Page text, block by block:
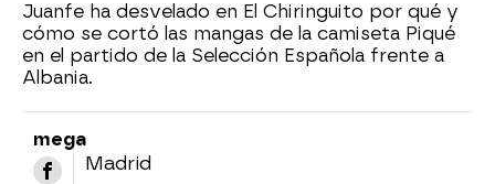
Juanfe ha desvelado en El Chiringuito por qué y
cómo se cortó las mangas de la camiseta Piqué
en el partido de la Selección Española frente a
Albania.
mega
Madrid